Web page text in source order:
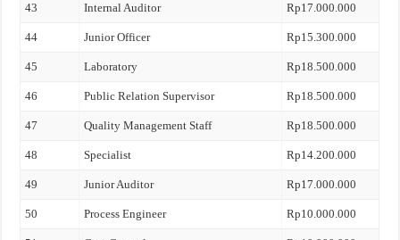
43 Internal Auditor Rp17.000.000
44 Junior Officer Rp15.300.000
45 Laboratory Rp18.500.000
46 Public Relation Supervisor Rp18.500.000
47 Quality Management Staff Rp18.500.000
48 Specialist Rp14.200.000
49 Junior Auditor Rp17.000.000
50 Process Engineer Rp10.000.000